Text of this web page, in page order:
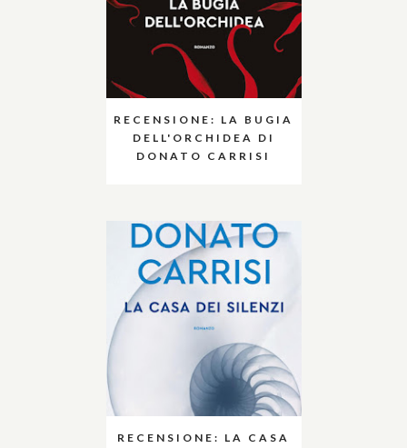
RECENSIONE: LA BUGIA
DELL'ORCHIDEA DI
DONATO CARRISI
RECENSIONE: LA CASA